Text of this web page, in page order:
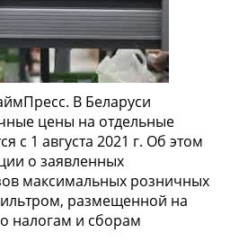
В Беларуси
цены на отдельные
с 1 августа 2021 г. Об этом
о заявленных
максимальных розничных
размещенной на
налогам и сборам